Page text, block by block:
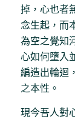
掉，心也者
念生起，而
為空之覺知
心如何墮入
編造出輪迴
之本性。
現今吾人對